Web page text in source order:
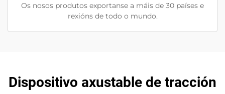
Os nosos produtos exportanse a máis de 30 países e
rexións de todo o mundo.
Dispositivo axustable de tracción